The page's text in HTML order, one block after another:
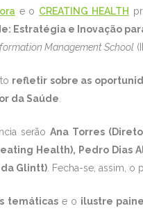
e o CREATING HEALTH
Estratégia e Inovação
Management School
refletir sobre as
da Saúde
serãoAna Torres
Health), Pedro Dias
Glintt) . Fecha-se, assim,
temáticase o ilustre